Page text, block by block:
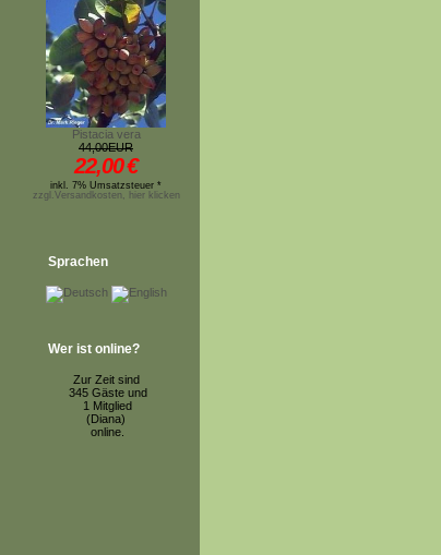
Pistacia vera
44,00EUR
22,00€
inkl. 7% Umsatzsteuer *
zzgl.Versandkosten, hier klicken
Sprachen
Wer ist online?
Zur Zeit sind
345 Gäste und
1 Mitglied
(Diana)
online.